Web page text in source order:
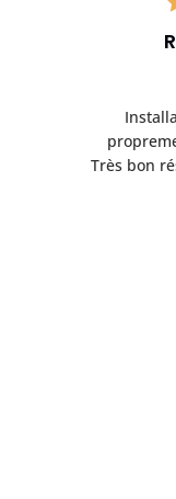
Très bon